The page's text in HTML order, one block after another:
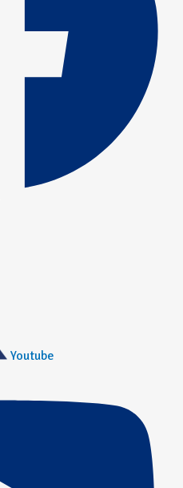
Youtube